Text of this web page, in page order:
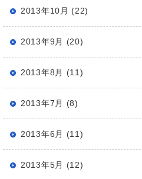
2013年10月 (22)
2013年9月 (20)
2013年8月 (11)
2013年7月 (8)
2013年6月 (11)
2013年5月 (12)